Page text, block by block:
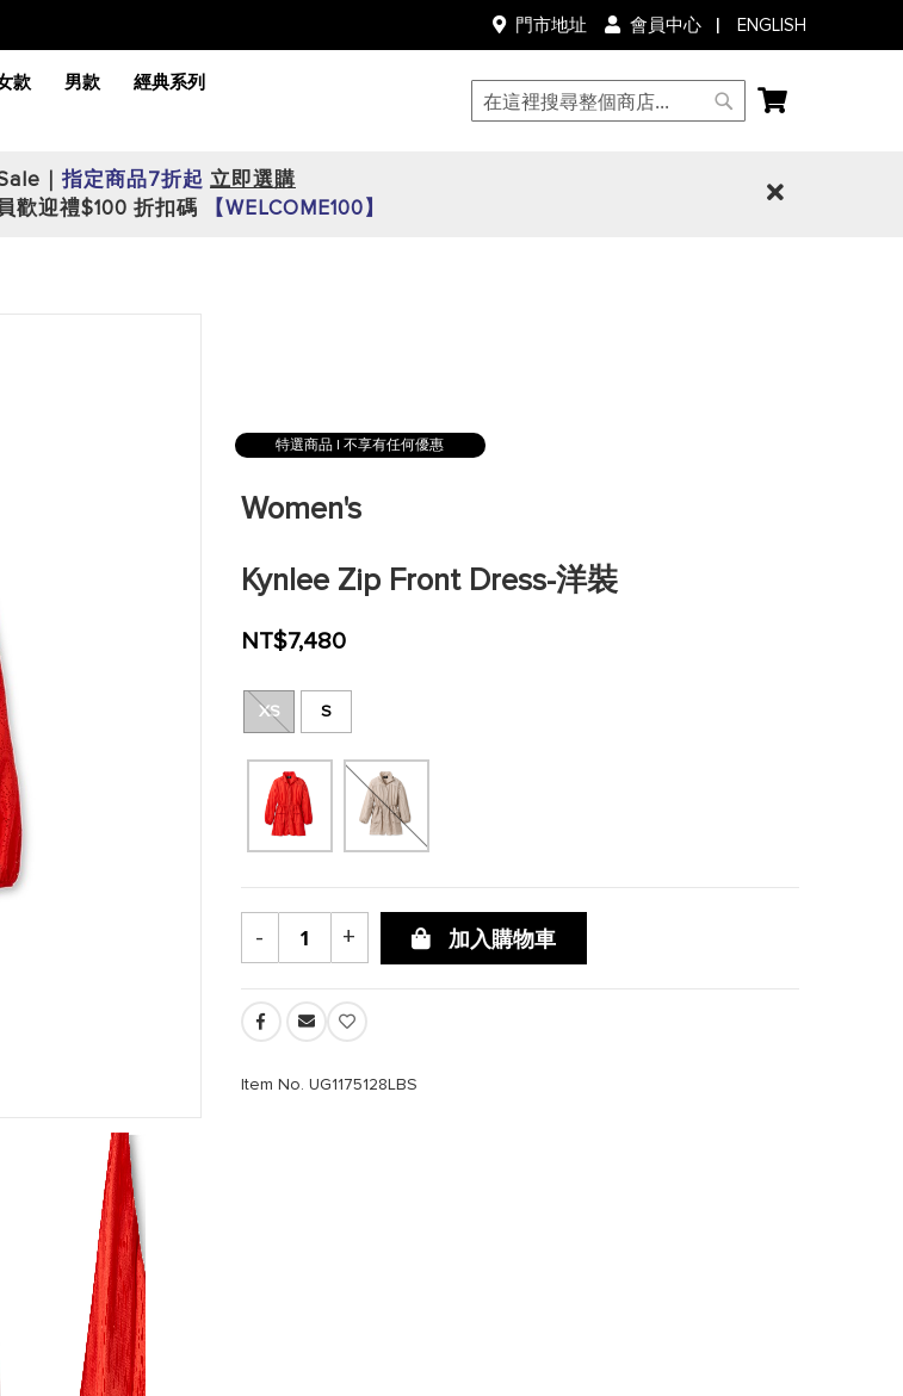
語
言
ENGLISH
門市地址 會員中心
款 男款
經典系列
搜
我的購物車
｜ 指定商品7折起 立即選購
歡迎禮$100 折扣碼
【WELCOME100】
特選商品 | 不享有任何優惠
Women's
Kynlee Zip Front Dress-洋裝
NT$7,480
XS S
- + 加入購物車
Item No. UG1175128LBS